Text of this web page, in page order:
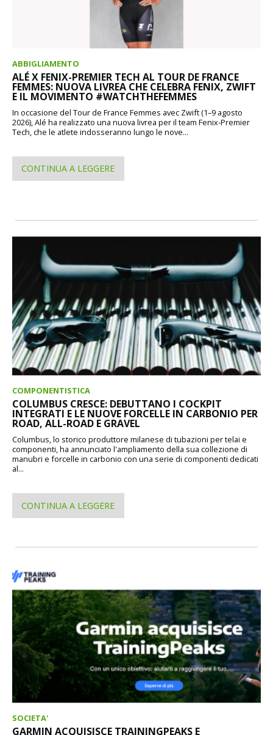
ABBIGLIAMENTO
ALÉ X FENIX-PREMIER TECH AL TOUR DE FRANCE
FEMMES: NUOVA LIVREA CHE CELEBRA FENIX, ZWIFT
E IL MOVIMENTO #WATCHTHEFEMMES
In occasione del Tour de France Femmes avec Zwift (1–9 agosto
2026), Alé ha realizzato una nuova livrea per il team Fenix-Premier
Tech, che le atlete indosseranno lungo le nove...
CONTINUA A LEGGERE
COMPONENTISTICA
COLUMBUS CRESCE: DEBUTTANO I COCKPIT
INTEGRATI E LE NUOVE FORCELLE IN CARBONIO PER
ROAD, ALL-ROAD E GRAVEL
Columbus, lo storico produttore milanese di tubazioni per telai e
componenti, ha annunciato l'ampliamento della sua collezione di
manubri e forcelle in carbonio con una serie di componenti dedicati
al...
CONTINUA A LEGGERE
SOCIETA'
GARMIN ACQUISISCE TRAININGPEAKS E